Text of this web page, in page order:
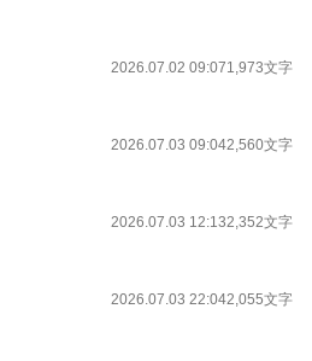
2026.07.02 09:071,973文字
2026.07.03 09:042,560文字
2026.07.03 12:132,352文字
2026.07.03 22:042,055文字